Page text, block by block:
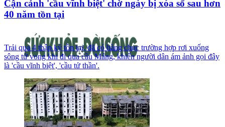
Cận cảnh 'cầu vĩnh biệt' chờ ngày bị xóa sổ sau hơn
40 năm tồn tại
Trải qua 4 thập kỷ tồn tại, đã có hàng chục trường hợp rơi xuống
sông tử vong khi đi qua cầu Máng, khiến người dân ám ảnh gọi đây
là 'cầu vĩnh biệt', 'cầu tử thần'.